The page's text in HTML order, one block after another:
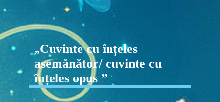
„Cuvinte cu înțeles
asemănător/ cuvinte cu
înțeles opus ”